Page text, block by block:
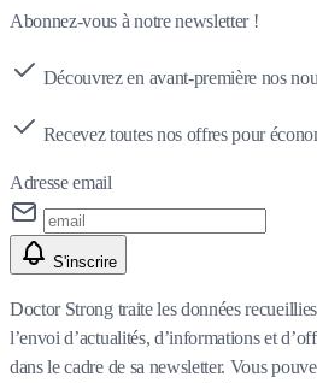
Abonnez-vous à notre newsletter !
Découvrez en avant-première nos
Recevez toutes nos offres pour
Adresse email
S'inscrire
Doctor Strong traite les données
l’envoi d’actualités, d’informations et
dans le cadre de sa newsletter. Vous